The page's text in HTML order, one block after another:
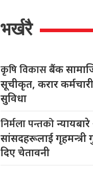
भर्खरै
कृषि विकासबैंक
सूचीकृत, करार
सुविधा
निर्मला पन्तको
सांसदहरूलाई
दिए चेतावनी